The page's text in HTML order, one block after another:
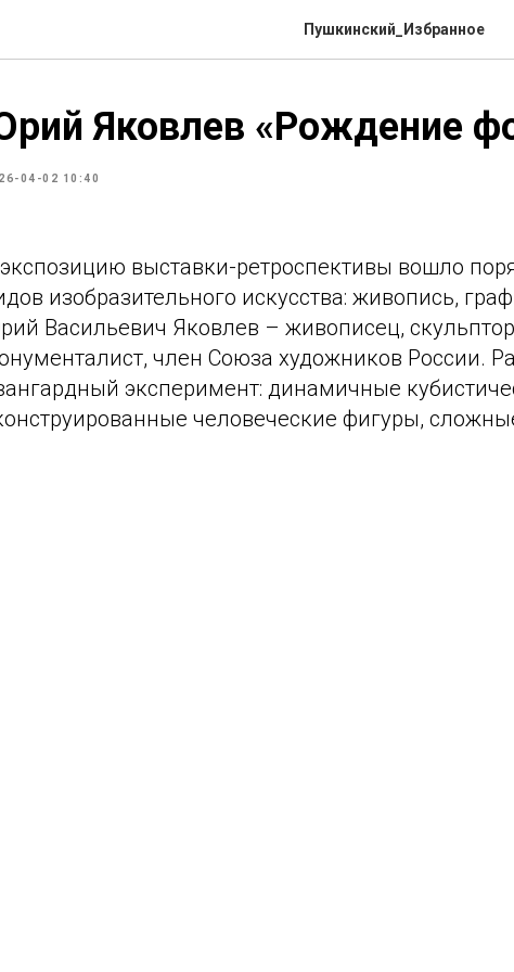
Пушкинский_Избранное
Яковлев «Рождение
04-02 10:40
выставки-ретроспективы вошло
изобразительного искусства: живопись,
Васильевич Яковлев – живописец,
член Союза художников России.
эксперимент: динамичные
человеческие фигуры,